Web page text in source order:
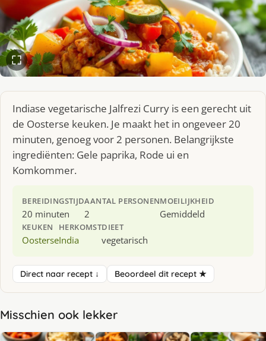
Indiase vegetarische Jalfrezi Curry is een gerecht uit
de Oosterse keuken. Je maakt het in ongeveer 20
minuten, genoeg voor 2 personen. Belangrijkste
ingrediënten: Gele paprika, Rode ui en
Komkommer.
BEREIDINGSTIJD
20 minuten
AANTAL PERSONEN
2
MOEILIJKHEID
Gemiddeld
KEUKEN
Oosterse
HERKOMST
India
DIEET
vegetarisch
Direct naar recept ↓ Beoordeel dit recept ★
Misschien ook lekker